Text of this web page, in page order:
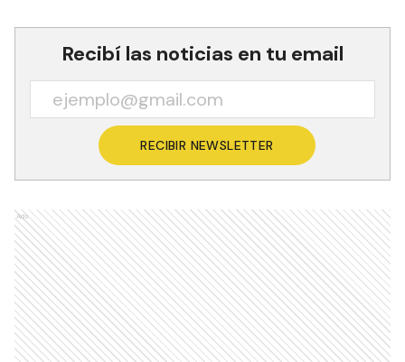
Recibí las noticias en tu email
RECIBIR NEWSLETTER
Ads